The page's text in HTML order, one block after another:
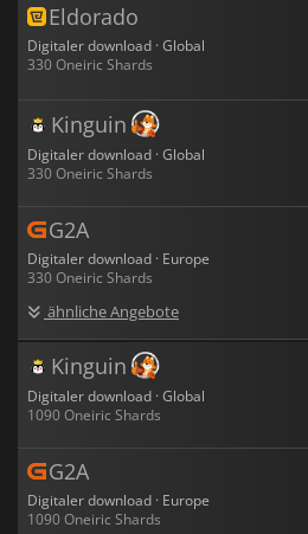
Eldorado
Digitaler download · Global
330 Oneiric Shards
Kinguin
Digitaler download · Global
330 Oneiric Shards
G2A
Digitaler download · Europe
330 Oneiric Shards
ähnliche Angebote
Kinguin
Digitaler download · Global
1090 Oneiric Shards
G2A
Digitaler download · Europe
1090 Oneiric Shards